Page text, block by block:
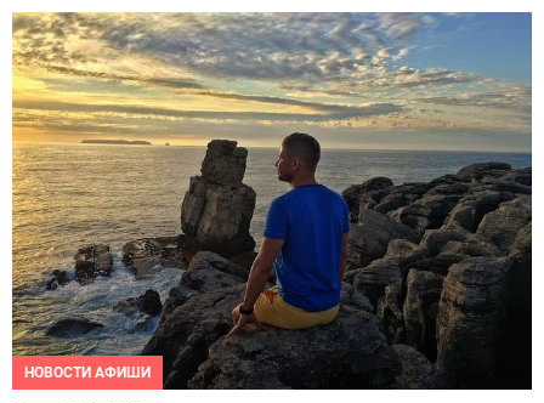
НОВОСТИ АФИШИ